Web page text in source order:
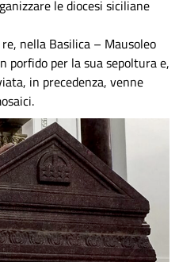
le diocesi siciliane
nella Basilica – Mausoleo
porfido per la sua sepoltura e,
in precedenza, venne